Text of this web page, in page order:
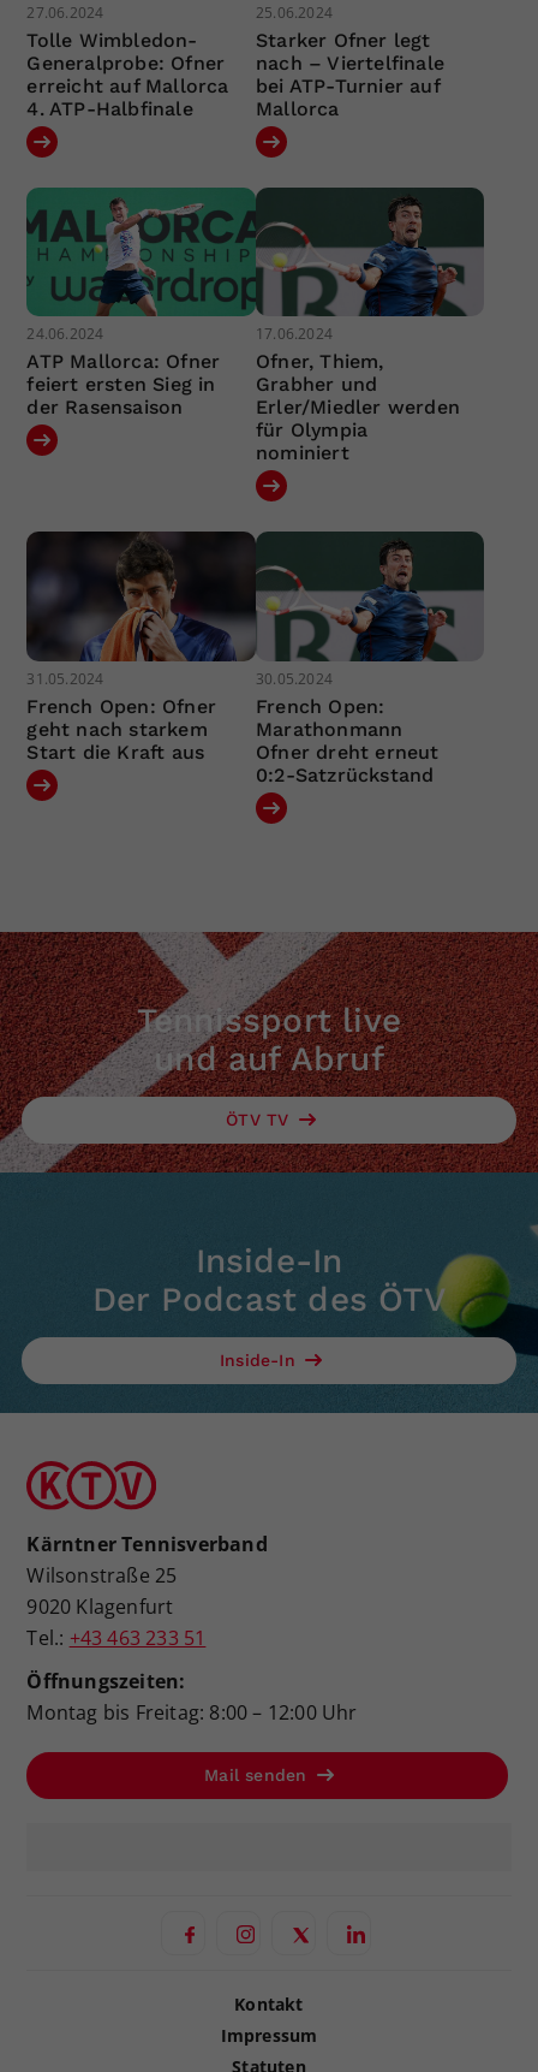
27.06.2024
Tolle Wimbledon-
Generalprobe: Ofner
erreicht auf Mallorca
4. ATP-Halbfinale
25.06.2024
Starker Ofner legt
nach – Viertelfinale
bei ATP-Turnier auf
Mallorca
24.06.2024
ATP Mallorca: Ofner
feiert ersten Sieg in
der Rasensaison
17.06.2024
Ofner, Thiem,
Grabher und
Erler/Miedler werden
für Olympia
nominiert
31.05.2024
French Open: Ofner
geht nach starkem
Start die Kraft aus
30.05.2024
French Open:
Marathonmann
Ofner dreht erneut
0:2-Satzrückstand
Tennissport live
und auf Abruf
ÖTV TV
Inside-In
Der Podcast des ÖTV
Inside-In
Kärntner Tennisverband
Wilsonstraße 25
9020 Klagenfurt
Tel.: +43 463 233 51
Öffnungszeiten:
Montag bis Freitag: 8:00 – 12:00 Uhr
Mail senden
Kontakt
Impressum
Statuten